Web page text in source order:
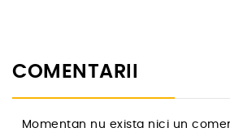
COMENTARII
Momentan nu exista nici un